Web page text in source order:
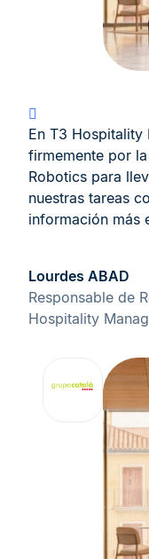
En T3 Hospitality
firmemente por
Robotics para
nuestras tareas
información más
Lourdes ABAD
Responsable de
Hospitality